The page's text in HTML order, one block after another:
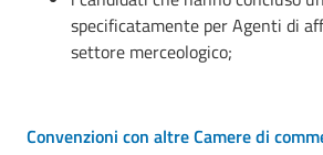
specificatamente per Agenti di
settore merceologico;
Convenzioni con altre Camere di